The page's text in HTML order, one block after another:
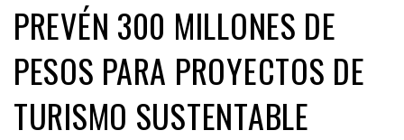
PREVÉN 300 MILLONES DE
PESOS PARA PROYECTOS DE
TURISMO SUSTENTABLE